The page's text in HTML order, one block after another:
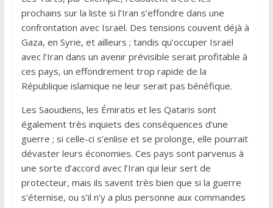
prochains sur la liste si l’Iran s’effondre dans une
confrontation avec Israël. Des tensions couvent déjà à
Gaza, en Syrie, et ailleurs ; tandis qu’occuper Israël
avec l’Iran dans un avenir prévisible serait profitable à
ces pays, un effondrement trop rapide de la
République islamique ne leur serait pas bénéfique.
Les Saoudiens, les Émiratis et les Qataris sont
également très inquiets des conséquences d’une
guerre ; si celle-ci s’enlise et se prolonge, elle pourrait
dévaster leurs économies. Ces pays sont parvenus à
une sorte d’accord avec l’Iran qui leur sert de
protecteur, mais ils savent très bien que si la guerre
s’éternise, ou s’il n’y a plus personne aux commandes